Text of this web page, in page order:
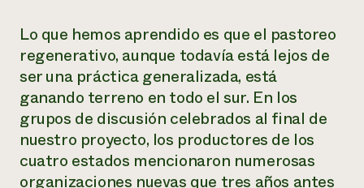
Lo que hemos aprendido es que el pastoreo
regenerativo, aunque todavía está lejos de
ser una práctica generalizada, está
ganando terreno en todo el sur. En los
grupos de discusión celebrados al final de
nuestro proyecto, los productores de los
cuatro estados mencionaron numerosas
organizaciones nuevas que tres años antes